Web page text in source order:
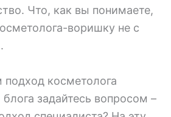
Что, как вы понимаете,
воришку не с
косметолога
задайтесь вопросом –